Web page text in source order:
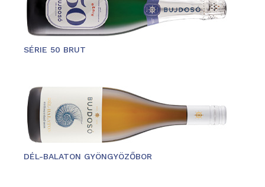
SÉRIE 50 BRUT
DÉL-BALATON GYÖNGYÖZŐBOR